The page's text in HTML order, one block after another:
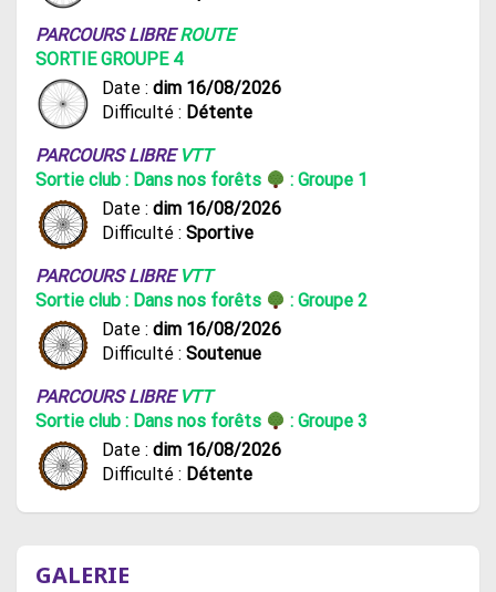
PARCOURS LIBREROUTE
SORTIE GROUPE 4
Date : dim 16/08/2026
Difficulté : Détente
PARCOURS LIBRE VTT
Sortie club : Dans nos forêts
: Groupe 1
Date : dim 16/08/2026
Difficulté : Sportive
PARCOURS LIBRE VTT
Sortie club : Dans nos forêts
: Groupe 2
Date : dim 16/08/2026
Difficulté : Soutenue
PARCOURS LIBRE VTT
Sortie club : Dans nos forêts
: Groupe 3
Date : dim 16/08/2026
Difficulté : Détente
GALERIE